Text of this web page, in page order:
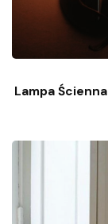
Lampa